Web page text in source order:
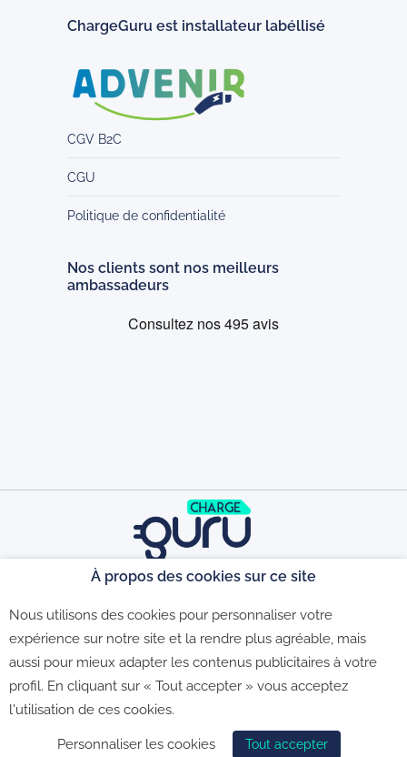
ChargeGuru est installateur labéllisé
CGV B2C
CGU
Politique de confidentialité
Nos clients sont nos meilleurs
ambassadeurs
©2026 - CGU - CGV - Politique de
confidentialité - Politique de gestion des
cookies
À propos des cookies sur ce site
Nous utilisons des cookies pour personnaliser votre
expérience sur notre site et la rendre plus agréable, mais
aussi pour mieux adapter les contenus publicitaires à votre
profil. En cliquant sur « Tout accepter » vous acceptez
l'utilisation de ces cookies.
Personnaliser les cookies Tout accepter